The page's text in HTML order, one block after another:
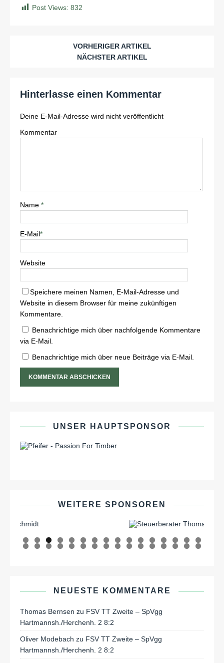
Post Views: 832
VORHERIGER ARTIKEL
NÄCHSTER ARTIKEL
Hinterlasse einen Kommentar
Deine E-Mail-Adresse wird nicht veröffentlicht
Kommentar
Name *
E-Mail*
Website
Speichere meinen Namen, E-Mail-Adresse und
Website in diesem Browser für meine zukünftigen
Kommentare.
Benachrichtige mich über nachfolgende Kommentare
via E-Mail.
Benachrichtige mich über neue Beiträge via E-Mail.
UNSER HAUPTSPONSOR
WEITERE SPONSOREN
0 1 2 3 4 5 6
7 8 9 0 1 2 3 4 5 6 7 8 9 0 1 2
NEUESTE KOMMENTARE
Thomas Bernsen zu FSV TT Zweite – SpVgg
Hartmannsh./Herchenh. 2 8:2
Oliver Modebach zu FSV TT Zweite – SpVgg
Hartmannsh./Herchenh. 2 8:2